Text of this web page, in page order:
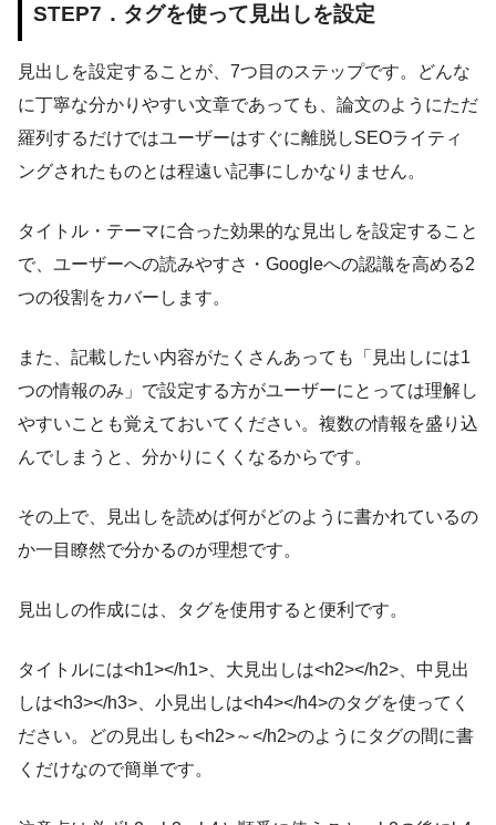
STEP7．タグを使って見出しを設定
見出しを設定することが、7つ目のステップです。どんな
に丁寧な分かりやすい文章であっても、論文のようにただ
羅列するだけではユーザーはすぐに離脱しSEOライティ
ングされたものとは程遠い記事にしかなりません。
タイトル・テーマに合った効果的な見出しを設定すること
で、ユーザーへの読みやすさ・Googleへの認識を高める2
つの役割をカバーします。
また、記載したい内容がたくさんあっても「見出しには1
つの情報のみ」で設定する方がユーザーにとっては理解し
やすいことも覚えておいてください。複数の情報を盛り込
んでしまうと、分かりにくくなるからです。
その上で、見出しを読めば何がどのように書かれているの
か一目瞭然で分かるのが理想です。
見出しの作成には、タグを使用すると便利です。
タイトルには<h1></h1>、大見出しは<h2></h2>、中見出
しは<h3></h3>、小見出しは<h4></h4>のタグを使ってく
ださい。どの見出しも<h2>～</h2>のようにタグの間に書
くだけなので簡単です。